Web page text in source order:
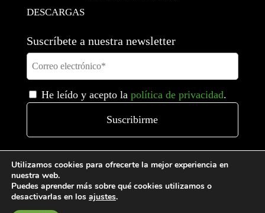
DESCARGAS
Suscríbete a nuestra newsletter
He leído y acepto la política de privacidad.
Utilizamos cookies para ofrecerte la mejor experiencia en
nuestra web.
Puedes aprender más sobre qué cookies utilizamos o
desactivarlas en los ajustes.